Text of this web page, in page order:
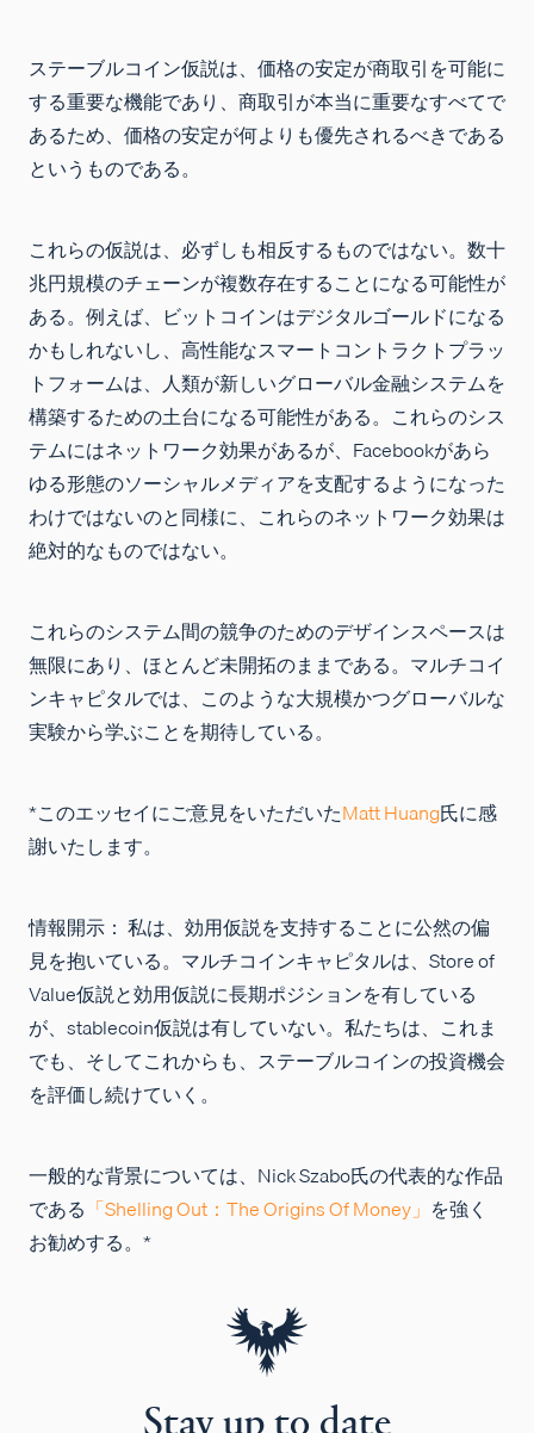
ステーブルコイン仮説は、価格の安定が商取引を可能に
する重要な機能であり、商取引が本当に重要なすべてで
あるため、価格の安定が何よりも優先されるべきである
というものである。
これらの仮説は、必ずしも相反するものではない。数十
兆円規模のチェーンが複数存在することになる可能性が
ある。例えば、ビットコインはデジタルゴールドになる
かもしれないし、高性能なスマートコントラクトプラッ
トフォームは、人類が新しいグローバル金融システムを
構築するための土台になる可能性がある。これらのシス
テムにはネットワーク効果があるが、Facebookがあら
ゆる形態のソーシャルメディアを支配するようになった
わけではないのと同様に、これらのネットワーク効果は
絶対的なものではない。
これらのシステム間の競争のためのデザインスペースは
無限にあり、ほとんど未開拓のままである。マルチコイ
ンキャピタルでは、このような大規模かつグローバルな
実験から学ぶことを期待している。
*このエッセイにご意見をいただいたMatt Huang氏に感
謝いたします。
情報開示： 私は、効用仮説を支持することに公然の偏
見を抱いている。マルチコインキャピタルは、Store of
Value仮説と効用仮説に長期ポジションを有している
が、stablecoin仮説は有していない。私たちは、これま
でも、そしてこれからも、ステーブルコインの投資機会
を評価し続けていく。
一般的な背景については、Nick Szabo氏の代表的な作品
である 「Shelling Out：The Origins Of Money」 を強く
お勧めする。*
Stay up to date